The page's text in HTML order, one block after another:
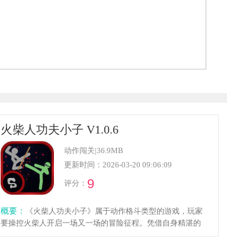
火柴人功夫小子 V1.0.6
动作闯关|36.9MB
更新时间：2026-03-20 09:06:09
评分： 9
概要：
《火柴人功夫小子》属于动作格斗类型的游戏，玩家
要操控火柴人开启一场又一场的冒险征程。凭借自身精湛的